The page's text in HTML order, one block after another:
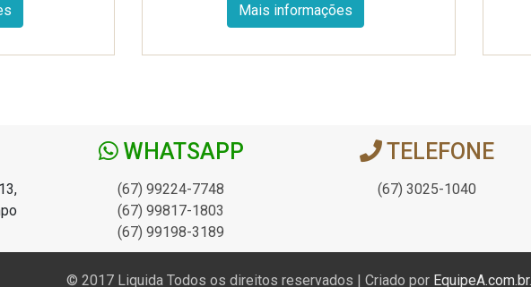
Mais informações
WHATSAPP
(67) 99224-7748
(67) 99817-1803
(67) 99198-3189
TELEFONE
(67) 3025-1040
© 2017 Liquida Todos os direitos reservados | Criado por EquipeA.com.br.